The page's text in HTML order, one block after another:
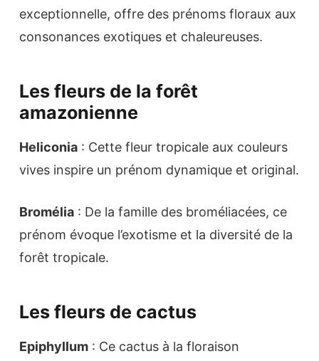
exceptionnelle, offre des prénoms floraux aux
consonances exotiques et chaleureuses.
Les fleurs de la forêt
amazonienne
Heliconia : Cette fleur tropicale aux couleurs
vives inspire un prénom dynamique et original.
Bromélia : De la famille des broméliacées, ce
prénom évoque l’exotisme et la diversité de la
forêt tropicale.
Les fleurs de cactus
Epiphyllum : Ce cactus à la floraison